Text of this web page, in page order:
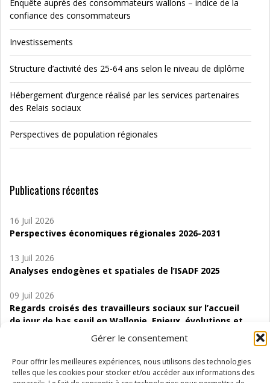
Gérer le consentement
Pour offrir les meilleures expériences, nous utilisons des technologies
telles que les cookies pour stocker et/ou accéder aux informations des
Enquête auprès des consommateurs wallons – indice de la
confiance des consommateurs
Investissements
Structure d’activité des 25-64 ans selon le niveau de diplôme
Hébergement d’urgence réalisé par les services partenaires
des Relais sociaux
Perspectives de population régionales
Publications récentes
16 Juil 2026
Perspectives économiques régionales 2026-2031
13 Juil 2026
Analyses endogènes et spatiales de l’ISADF 2025
09 Juil 2026
Regards croisés des travailleurs sociaux sur l’accueil
de jour de bas seuil en Wallonie. Enjeux, évolutions et
06 Juil 2026
Étude d’évaluabilité des Structures